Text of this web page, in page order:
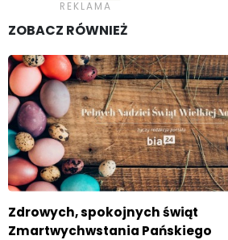
ZOBACZ RÓWNIEŻ
Zdrowych, spokojnych świąt
Zmartwychwstania Pańskiego